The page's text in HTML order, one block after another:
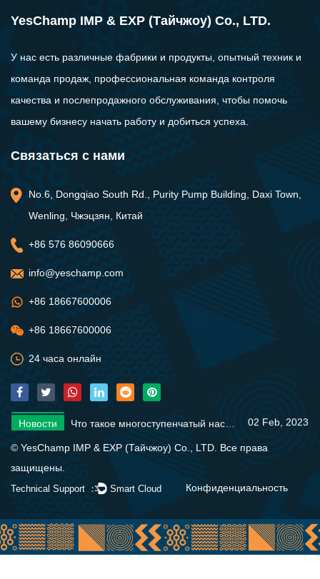
YesChamp IMP & EXP (Тайчжоу) Co., LTD.
У нас есть различные фабрики и продукты, опытный техник и
команда продаж, профессиональная команда контроля
качества и послепродажного обслуживания, чтобы помочь
вашему бизнесу начать работу и добиться успеха.
Связаться с нами
No.6, Dongqiao South Rd., Purity Pump Building, Daxi Town,
Wenling, Чжэцзян, Китай
+86 576 86090666
info@yeschamp.com
+86 18667600006
+86 18667600006
24 часа онлайн
Новости Что такое многоступенчатый насос?
Новости
Основы солнечного насоса
Новости
Различные типы погружных водяных насосов
Новости
Что такое многоступенчатый насос?
02 Feb, 2023
Основы солнечного насоса
Новости
Новости
Основы солнечного насоса 28 Jan, 2023
© YesChamp IMP & EXP (Тайчжоу) Co., LTD. Все права
защищены.
Technical Support ： Smart Cloud Конфиденциальность